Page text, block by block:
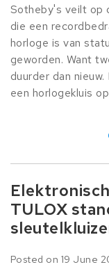
Sotheby's veilt op
die een
horloge is van
geworden. Want
duurder dan
een horlogekluis
TULOX
Posted on 19 June